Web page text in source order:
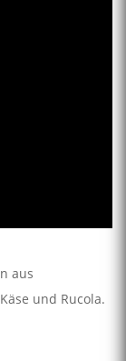
aus
und Rucola.